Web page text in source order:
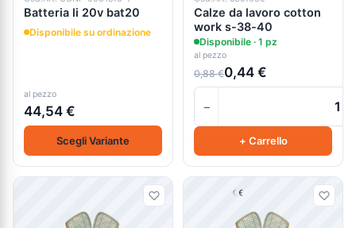
Batteria li 20v bat20
Disponibile su ordinazione
al pezzo
44,54 €
Scegli Variante
Calze da lavoro cotton
work s-38-40
Disponibile · 1 pz
al pezzo
0,88 €0,44 €
−
+ Carrello